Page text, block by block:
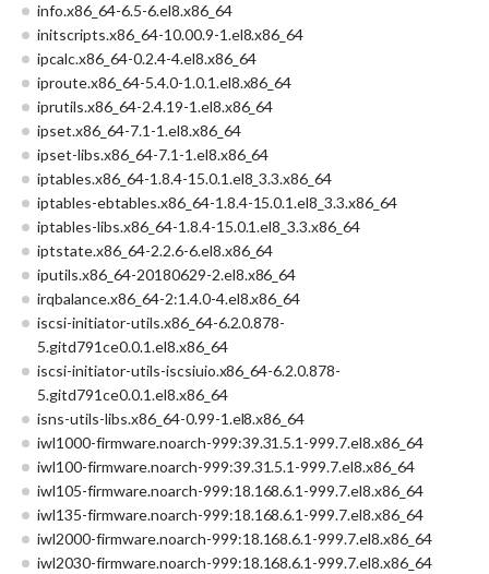
info.x86_64-6.5-6.el8.x86_64
initscripts.x86_64-10.00.9-1.el8.x86_64
ipcalc.x86_64-0.2.4-4.el8.x86_64
iproute.x86_64-5.4.0-1.0.1.el8.x86_64
iprutils.x86_64-2.4.19-1.el8.x86_64
ipset.x86_64-7.1-1.el8.x86_64
ipset-libs.x86_64-7.1-1.el8.x86_64
iptables.x86_64-1.8.4-15.0.1.el8_3.3.x86_64
iptables-ebtables.x86_64-1.8.4-15.0.1.el8_3.3.x86_64
iptables-libs.x86_64-1.8.4-15.0.1.el8_3.3.x86_64
iptstate.x86_64-2.2.6-6.el8.x86_64
iputils.x86_64-20180629-2.el8.x86_64
irqbalance.x86_64-2:1.4.0-4.el8.x86_64
iscsi-initiator-utils.x86_64-6.2.0.878-
5.gitd791ce0.0.1.el8.x86_64
iscsi-initiator-utils-iscsiuio.x86_64-6.2.0.878-
5.gitd791ce0.0.1.el8.x86_64
isns-utils-libs.x86_64-0.99-1.el8.x86_64
iwl1000-firmware.noarch-999:39.31.5.1-999.7.el8.x86_64
iwl100-firmware.noarch-999:39.31.5.1-999.7.el8.x86_64
iwl105-firmware.noarch-999:18.168.6.1-999.7.el8.x86_64
iwl135-firmware.noarch-999:18.168.6.1-999.7.el8.x86_64
iwl2000-firmware.noarch-999:18.168.6.1-999.7.el8.x86_64
iwl2030-firmware.noarch-999:18.168.6.1-999.7.el8.x86_64